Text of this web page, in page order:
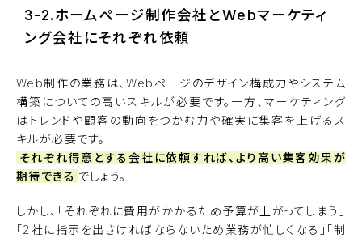
3-2.ホームページ制作会社とWebマーケティ
ング会社にそれぞれ依頼
Web制作の業務は、Webページのデザイン構成力やシステム
構築についての高いスキルが必要です。一方、マーケティング
はトレンドや顧客の動向をつかむ力や確実に集客を上げるス
キルが必要です。
それぞれ得意とする会社に依頼すれば、より高い集客効果が
期待できる でしょう。
しかし、「それぞれに費用がかかるため予算が上がってしまう」
「2社に指示を出さければならないため業務が忙しくなる」「制